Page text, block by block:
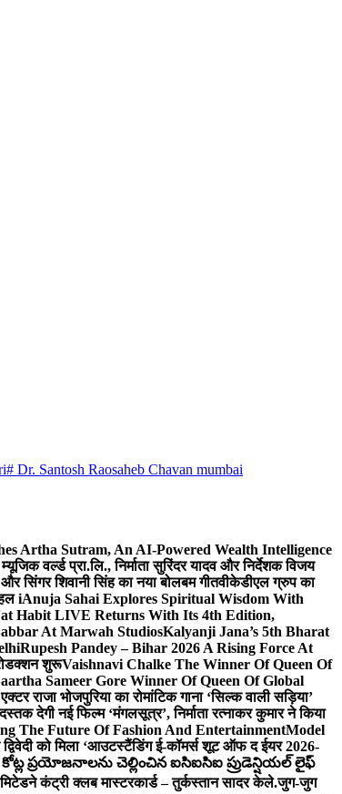
# Dr. Santosh Raosaheb Chavan mumbai
Artha Sutram, An AI-Powered Wealth Intelligence
वर्ल्ड प्रा.लि., निर्माता सुरिंदर यादव और निर्देशक विजय
सिंगर शिवानी सिंह का नया बोलबम गीतवीकेडीएल ग्रुप का
iAnuja Sahai Explores Spiritual Wisdom With
Habit LIVE Returns With Its 4th Edition,
At Marwah StudiosKalyanji Jana’s 5th Bharat
Rupesh Pandey – Bihar 2026 A Rising Force At
शुरूVaishnavi Chalke The Winner Of Queen Of
Sameer Gore Winner Of Queen Of Global
राजा भोजपुरिया का रोमांटिक गाना ‘सिल्क वाली सड़िया’
देगी नई फिल्म ‘मंगलसूत्र’, निर्माता रत्नाकर कुमार ने किया
The Future Of Fashion And EntertainmentModel
को मिला ‘आउटस्टैंडिंग ई-कॉमर्स शूट ऑफ द ईयर 2026-
ప్రయోజనాలను చెల్లించిన ఐసిఐసిఐ ప్రుడెన్షియల్ లైఫ్
कंट्री क्लब मास्टरकार्ड – तुर्कस्तान सादर केले.जुग-जुग